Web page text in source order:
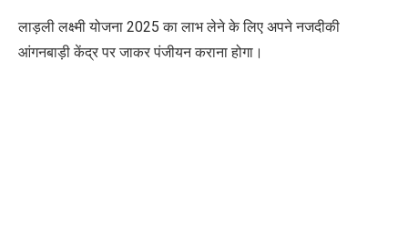
लाड़ली लक्ष्मी योजना 2025 का लाभ लेने के लिए अपने नजदीकी
आंगनबाड़ी केंद्र पर जाकर पंजीयन कराना होगा।